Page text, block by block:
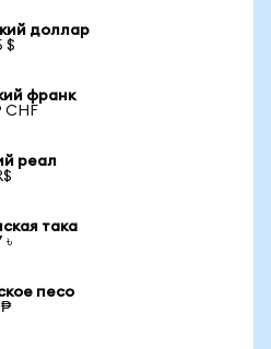
доллар
$
франк
CHF
реал
така
৳
песо
₱